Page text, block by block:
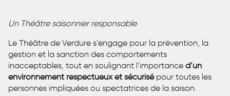
Un Théâtre saisonnier responsable
Le Théâtre de Verdure s’engage pour la prévention, la
gestion et la sanction des comportements
inacceptables, tout en soulignant l’importance d’un
environnement respectueux et sécurisépour toutes les
personnes impliquées ou spectatrices de la saison.